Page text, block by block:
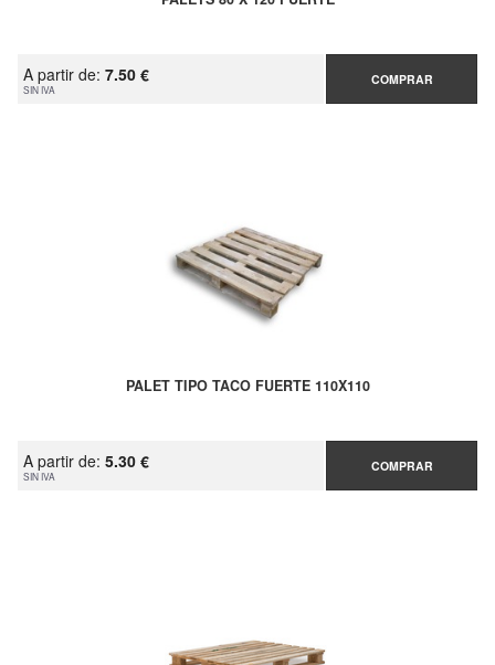
A partir de: 7.50 €
SIN IVA
COMPRAR
PALET TIPO TACO FUERTE 110X110
A partir de: 5.30 €
SIN IVA
COMPRAR